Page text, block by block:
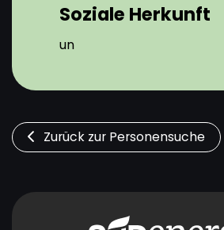
Soziale Herkunft
un
Zurück zur Personensuche